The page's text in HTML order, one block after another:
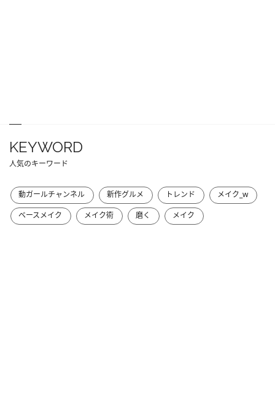
KEYWORD
人気のキーワード
動ガールチャンネル 新作グルメ トレンド
メイク_w
ベースメイク
メイク術 磨く メイク